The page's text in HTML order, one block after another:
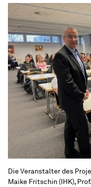
Die Veranstalter des
Maike Fritschin (IHK),